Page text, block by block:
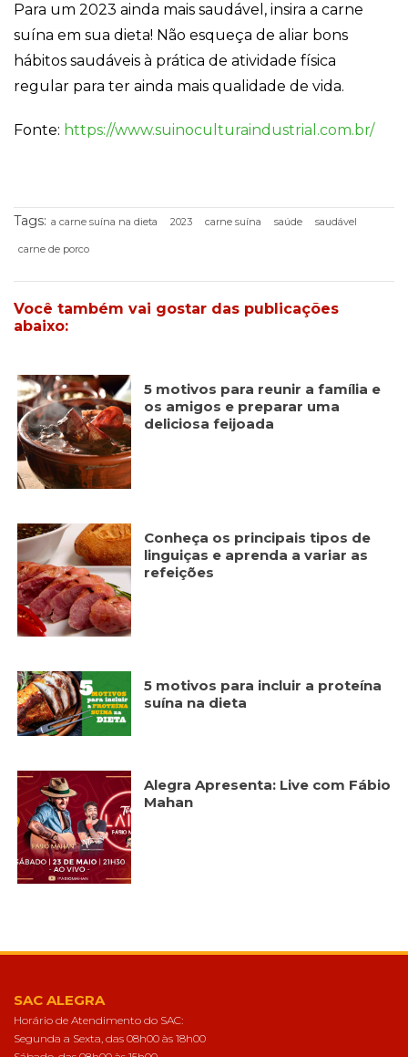
Para um 2023 ainda mais saudável, insira a carne
suína em sua dieta! Não esqueça de aliar bons
hábitos saudáveis à prática de atividade física
regular para ter ainda mais qualidade de vida.
Fonte: https://www.suinoculturaindustrial.com.br/
Tags: a carne suína na dieta 2023 carne suína saúde saudável
carne de porco
Você também vai gostar das publicações
abaixo:
5 motivos para reunir a família e
os amigos e preparar uma
deliciosa feijoada
Conheça os principais tipos de
linguiças e aprenda a variar as
refeições
5 motivos para incluir a proteína
suína na dieta
Alegra Apresenta: Live com Fábio
Mahan
SAC ALEGRA
Horário de Atendimento do SAC:
Segunda a Sexta, das 08h00 às 18h00
desempenho
possível
durante a sua
visita. Se
recusar estes
cookies,
funcionalidades
Eu aceito
seus interesses e
comportamento
ao visitar nosso
conteúdo e
personalizadas.